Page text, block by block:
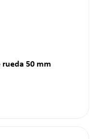
rueda 50 mm